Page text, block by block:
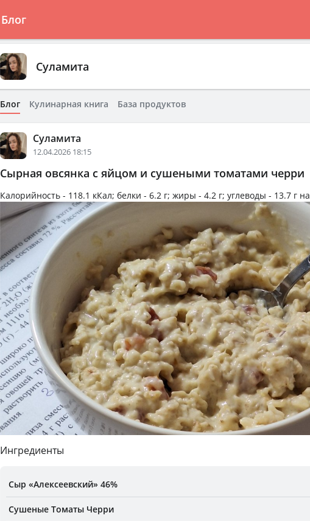
Блог
Суламита
Блог Кулинарная книга База продуктов
Суламита
12.04.2026 18:15
Сырная овсянка с яйцом и сушеными томатами черри
Калорийность - 118.1 кКал; белки - 6.2 г; жиры - 4.2 г; углеводы - 13.7 г на
Ингредиенты
Сыр «Алексеевский» 46%
Сушеные Томаты Черри